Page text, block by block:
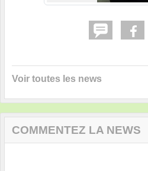
Voir toutes les news
COMMENTEZ LA NEWS